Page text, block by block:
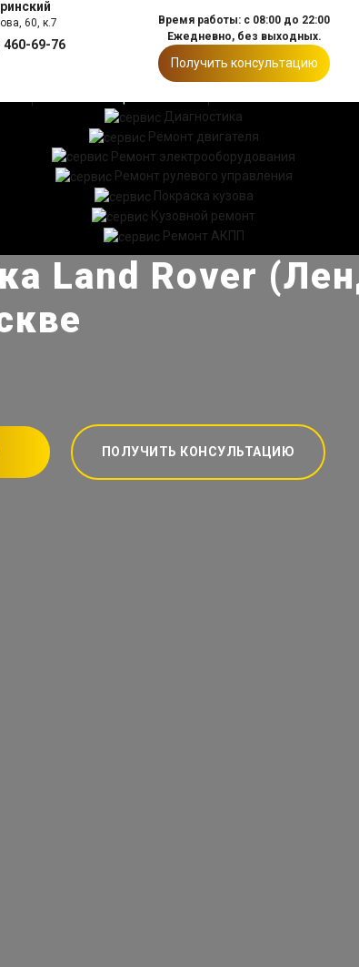
60, к.7
460-69-76
Время работы: с 08:00 до 22:00
Ежедневно, без выходных.
Получить консультацию
Диагностика
Ремонт двигателя
Ремонт электрооборудования
Ремонт рулевого управления
Покраска кузова
Кузовной ремонт
Ремонт АКПП
Land Rover
ПОЛУЧИТЬ КОНСУЛЬТАЦИЮ